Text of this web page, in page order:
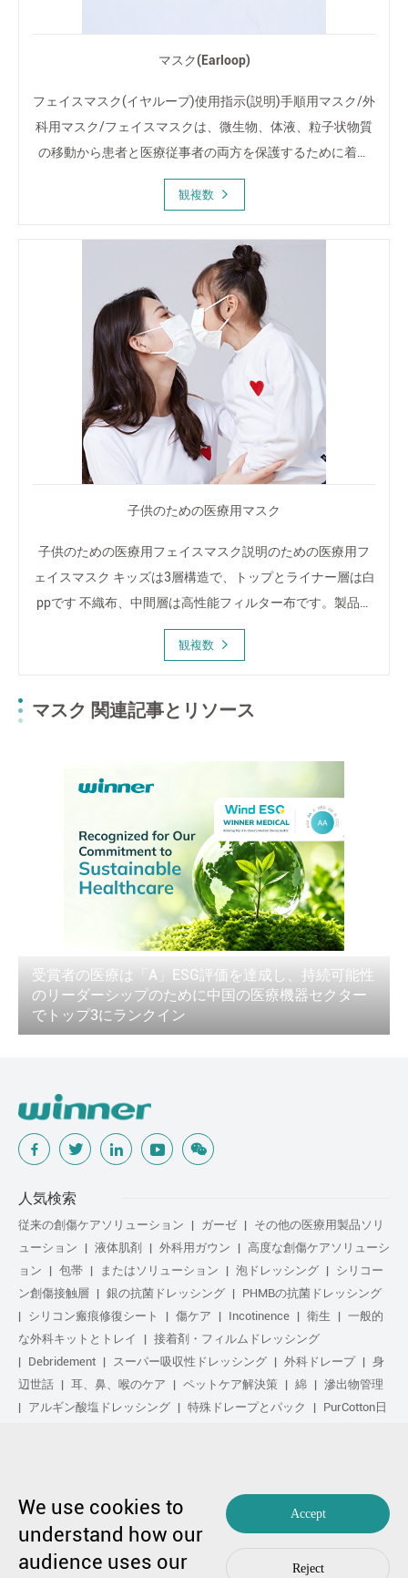
マスク(Earloop)
フェイスマスク(イヤループ)使用指示(説明)手順用マスク/外
科用マスク/フェイスマスクは、微生物、体液、粒子状物質
の移動から患者と医療従事者の両方を保護するために着用
することを意図しています。これらのマスクはinteである
観複数
子供のための医療用マスク
子供のための医療用フェイスマスク説明のための医療用フ
ェイスマスク キッズは3層構造で、トップとライナー層は白
ppです 不織布、中間層は高性能フィルター布です。製品名
子供用earloop付き、14.5 x9cm-3ply、ホワイト、steではあ
りません
観複数
マスク 関連記事とリソース
受賞者の医療は「A」ESG評価を達成し、持続可能性
のリーダーシップのために中国の医療機器セクター
でトップ3にランクイン
人気検索
従来の創傷ケアソリューション ガーゼ
その他の医療用製品ソリ
ューション
液体肌剤 外科用ガウン
高度な創傷ケアソリューシ
ョン
包帯 またはソリューション 泡ドレッシング
シリコー
ン創傷接触層
銀の抗菌ドレッシング
PHMBの抗菌ドレッシング
シリコン瘢痕修復シート
傷ケア Incotinence 衛生
一般的
な外科キットとトレイ
接着剤・フィルムドレッシング
Debridement
スーパー吸収性ドレッシング 外科ドレープ
身
辺世話
耳、鼻、喉のケア ペットケア解決策 綿
滲出物管理
アルギン酸塩ドレッシング
特殊ドレープとパック
PurCotton日
クティブ処理
圧縮治療
copyright by 1991-2023 winner medical co ., ltd。著作権所有
粤不足备17048516号。 编辑99770漫画
プライバシーポリシーを
We use cookies to
understand how our
audience uses our
Accept
Reject